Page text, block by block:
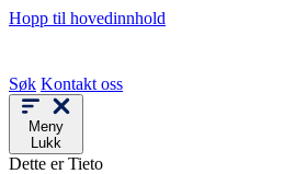
Hopp til hovedinnhold
Søk Kontakt oss
Meny
Lukk
Dette er Tieto